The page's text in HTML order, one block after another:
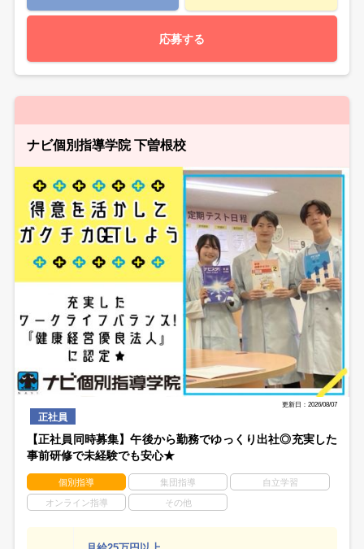
応募する
ナビ個別指導学院 下曽根校
更新日：2026/08/07
正社員
【正社員同時募集】午後から勤務でゆっくり出社◎充実した
事前研修で未経験でも安心★
個別指導 集団指導 自立学習
オンライン指導 その他